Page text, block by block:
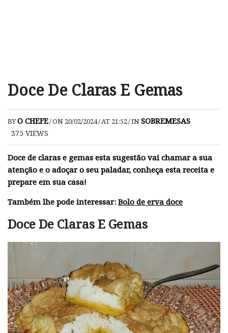
Doce De Claras E Gemas
BYO CHEFE/ON 20/02/2024/AT 21:52/INSOBREMESAS
375 VIEWS
Doce de claras e gemas esta sugestão vai chamar a sua
atenção e o adoçar o seu paladar, conheça esta receita e
prepare em sua casa!
Também lhe pode interessar: Bolo de erva doce
Doce De Claras E Gemas